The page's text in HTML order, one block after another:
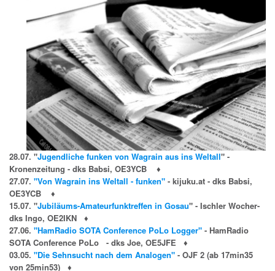
28.07. "Jugendliche funken von Wagrain aus ins Weltall" -
Kronenzeitung - dks Babsi, OE3YCB
♦
27.07. "Von Wagrain ins Weltall - funken" - kijuku.at - dks Babsi,
OE3YCB
♦
15.07. "Jubiläums-Amateurfunktreffen in Gosau" - Ischler Wocher-
dks Ingo, OE2IKN
♦
27.06. "HamRadio SOTA Conference PoLo Logger" - HamRadio
SOTA Conference PoLo - dks Joe, OE5JFE
♦
03.05. "Die Sehnsucht nach dem Analogen" - OJF 2 (ab 17min35
von 25min53)
♦